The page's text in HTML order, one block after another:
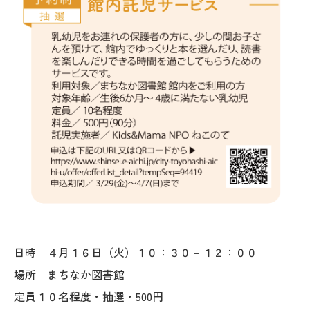
日時 ４月１６日（火）１０：３０－１２：００
場所 まちなか図書館
定員１０名程度・抽選・500円